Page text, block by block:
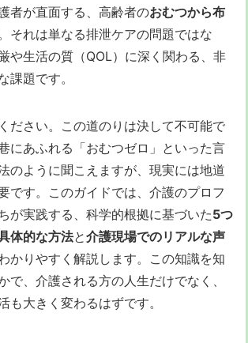
者が直面する、高齢者のおむつから布
それは単なる排泄ケアの問題ではな
や生活の質（QOL）に深く関わる、非
課題です。
ださい。この道のりは決して不可能で
にあふれる「おむつゼロ」といった言
のように聞こえますが、現実には地道
です。このガイドでは、介護のプロフ
が実践する、科学的根拠に基づいた5つ
体的な方法と介護現場でのリアルな声
かりやすく解説します。この知識を知
で、介護される方の人生だけでなく、
も大きく変わるはずです。